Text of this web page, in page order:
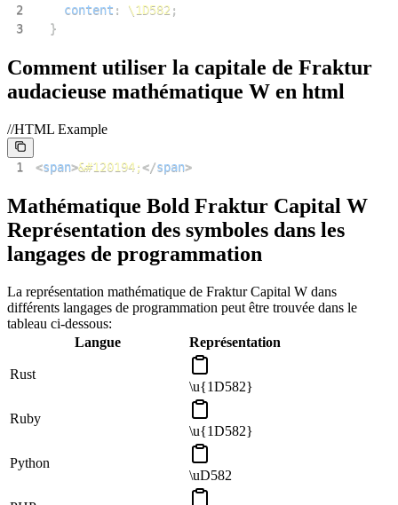
2
content : \1D582 ;
3
}
Comment utiliser la capitale de Fraktur
audacieuse mathématique W en html
//HTML Example
1 <span>&#120194;</span>
Mathématique Bold Fraktur Capital W
Représentation des symboles dans les
langages de programmation
La représentation mathématique de Fraktur Capital W dans
différents langages de programmation peut être trouvée dans le
tableau ci-dessous:
Langue
Représentation
Rust
\u{1D582}
Ruby
\u{1D582}
Python
\uD582